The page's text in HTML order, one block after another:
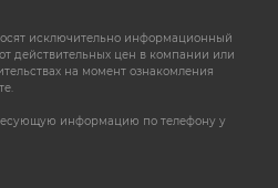
исключительно информационный
действительных цен в компании или
на момент ознакомления
информацию по телефону у